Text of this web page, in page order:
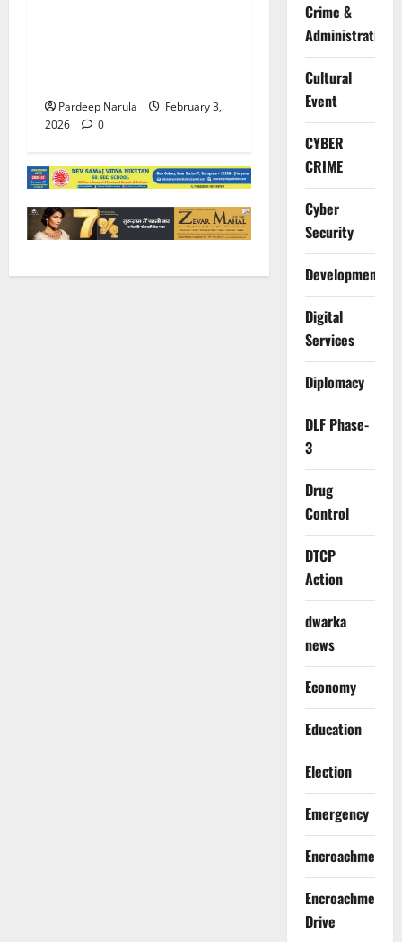
Pardeep Narula
February 3,
2026
0
Crime &
Administration
Cultural
Event
CYBER
CRIME
Cyber
Security
Development
Digital
Services
Diplomacy
DLF Phase-
3
Drug
Control
DTCP
Action
dwarka
news
Economy
Education
Election
Emergency
Encroachment
Encroachment
Drive